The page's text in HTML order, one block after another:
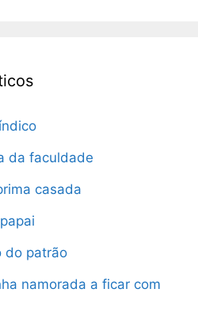
da faculdade
casada
do patrão
namorada a ficar com